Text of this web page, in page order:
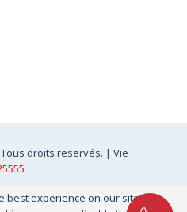
Tous droits reservés. |Vie
best experience on our site. You